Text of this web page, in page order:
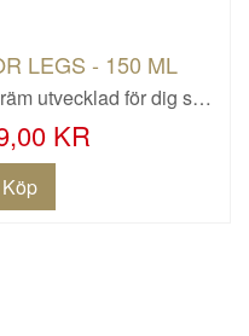
LEGS - 150 ML
utvecklad för dig s…
KR